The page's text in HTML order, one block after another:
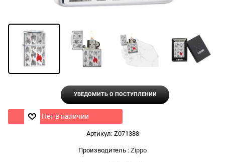
УВЕДОМИТЬ О ПОСТУПЛЕНИИ
Нет в наличии
Артикул: Z071388
Производитель : Zippo